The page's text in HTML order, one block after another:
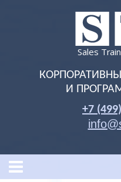
Sales
И
+7